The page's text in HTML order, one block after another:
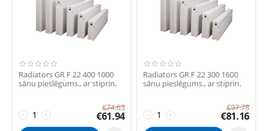
Radiators GR F 22 400 1000
sānu pieslēgums., ar stiprin.
+
−
€74.63
€61.94
Radiators GR F 22 300 1600
sānu pieslēgums., ar stiprin.
+
−
€97.78
€81.16